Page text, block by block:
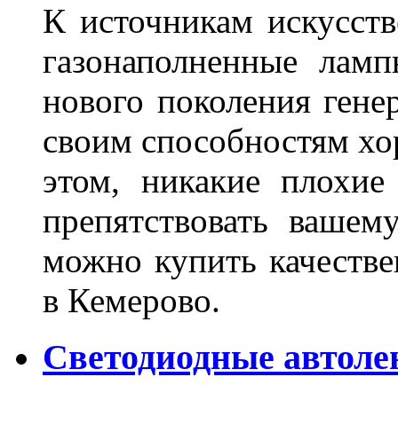
К источникам
газонаполненные
нового поколения
своим способностям
этом, никакие
препятствовать
можно купить
в Кемерово.
Светодиодные